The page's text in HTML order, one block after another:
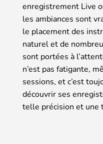
enregistrement Live
les ambiances sont
le placement des
naturel et de
sont portées à
n’est pas fatigante,
sessions, et c’est
découvrir ses
telle précision et une